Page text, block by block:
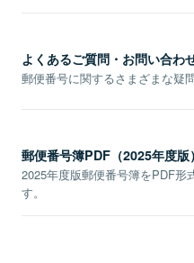
よくあるご質問・お問い合わ
郵便番号に関するさまざまな疑
郵便番号簿PDF（2025年度版）
2025年度版郵便番号簿をPDF形
す。